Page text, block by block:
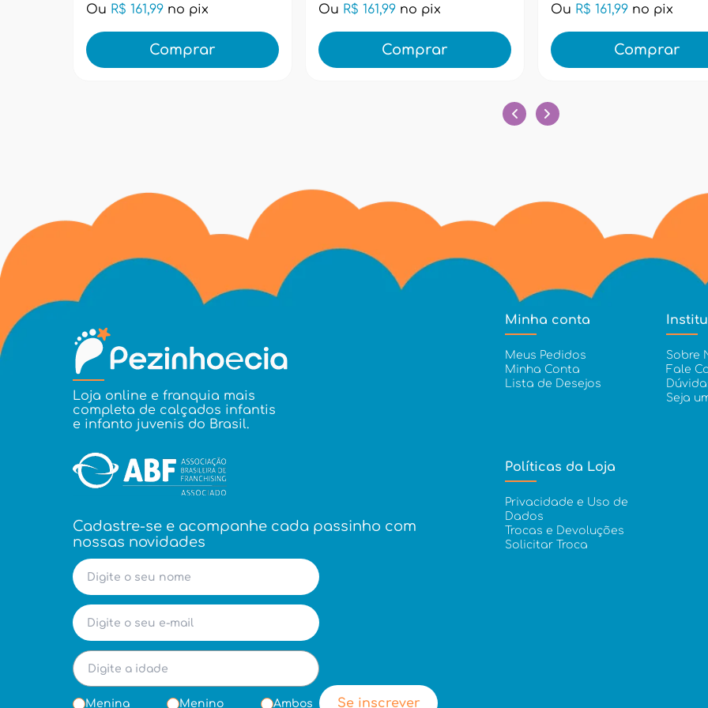
Ou R$ 161,99 no pix
Comprar
Ou R$ 161,99 no pix
Comprar
Ou R$ 161,99 no pix
Comprar
Loja online e franquia mais
completa de calçados infantis
e infanto juvenis do Brasil.
Cadastre-se e acompanhe cada passinho com
nossas novidades
Menina Menino Ambos Se inscrever
Minha conta
Meus Pedidos
Minha Conta
Lista de Desejos
Sobre
Fale
Seja
Políticas da Loja
Privacidade e Uso de
Dados
Trocas e Devoluções
Solicitar Troca